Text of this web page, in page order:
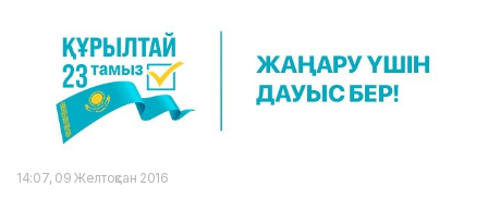
14:07, 09 Желтоқсан 2016